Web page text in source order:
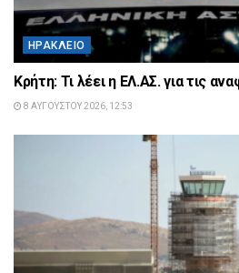
ΗΡΆΚΛΕΙΟ
Κρήτη: Τι λέει η ΕΛ.ΑΣ. για τις
8 ΑΥΓΟΎΣΤΟΥ 2026, 12:53